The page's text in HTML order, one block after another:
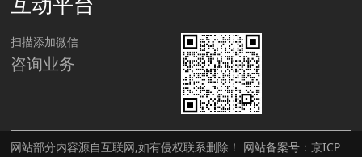
扫描添加微信
咨询业务
网站部分内容源自互联网,如有侵权联系删除！ 网站备案号：京ICP